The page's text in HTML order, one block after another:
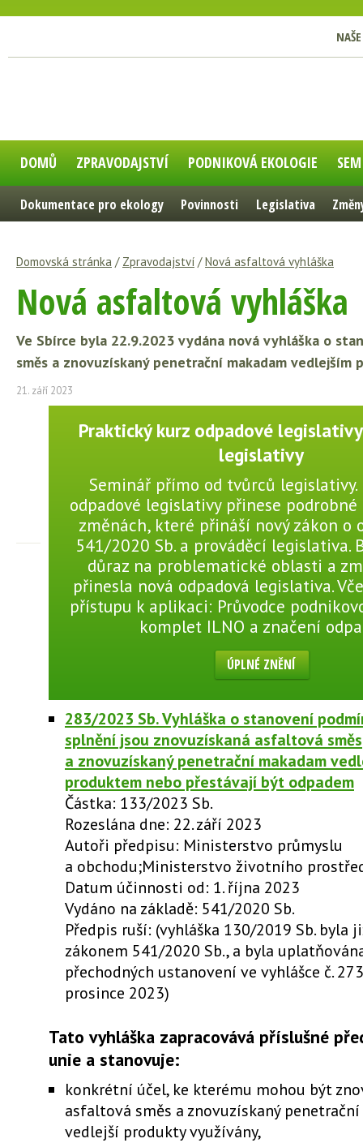
DOMŮ ZPRAVODAJSTVÍ PODNIKOVÁ EKOLOGIE
Dokumentace pro ekology Povinnosti Legislativa
Domovská stránka / Zpravodajství /Nová asfaltová vyhláška
Nová asfaltová vyhláška
Ve Sbírce byla 22.9.2023 vydána nová vyhláška o
směs a znovuzískaný penetrační makadam
21. září 2023
Praktický kurz odpadové
legislativy
Seminář přímo od tvůrců legislativy.
odpadové legislativy přinese
změnách, které přináší nový zákon o
541/2020 Sb. a prováděcí legislativa.
důraz na problematické oblasti a
přinesla nová odpadová legislativa.
přístupu k aplikaci: Průvodce
komplet ILNO a značení
ÚPLNÉ ZNĚNÍ
283/2023 Sb. Vyhláška o stanovení
splnění jsou znovuzískaná asfaltová směs
a znovuzískaný penetrační makadam
produktem nebo přestávají být odpadem
Částka: 133/2023 Sb.
Rozeslána dne: 22. září 2023
Autoři předpisu: Ministerstvo průmyslu
a obchodu;Ministerstvo životního
Datum účinnosti od: 1. října 2023
Vydáno na základě: 541/2020 Sb.
Předpis ruší: (vyhláška 130/2019 Sb. byla
zákonem 541/2020 Sb., a byla
přechodných ustanovení ve vyhlášce č.
prosince 2023)
Tato vyhláška zapracovává příslušné
unie a stanovuje:
konkrétní účel, ke kterému mohou být
asfaltová směs a znovuzískaný
vedlejší produkty využívány,